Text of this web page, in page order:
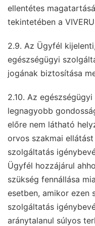
ellentétes
tekintetében a
2.9. Az Ügyfél
egészségügyi
jogának biztosítása
2.10. Az
legnagyobb
előre nem látható
orvos szakmai
szolgáltatás
Ügyfél hozzájárul
szükség fennállása
esetben, amikor ezen
szolgáltatás
aránytalanul súlyos